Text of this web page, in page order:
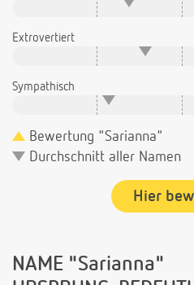
Extrovertiert
Sympathisch
Bewertung "Sarianna"
Durchschnitt aller Namen
Hier
NAME "Sarianna"